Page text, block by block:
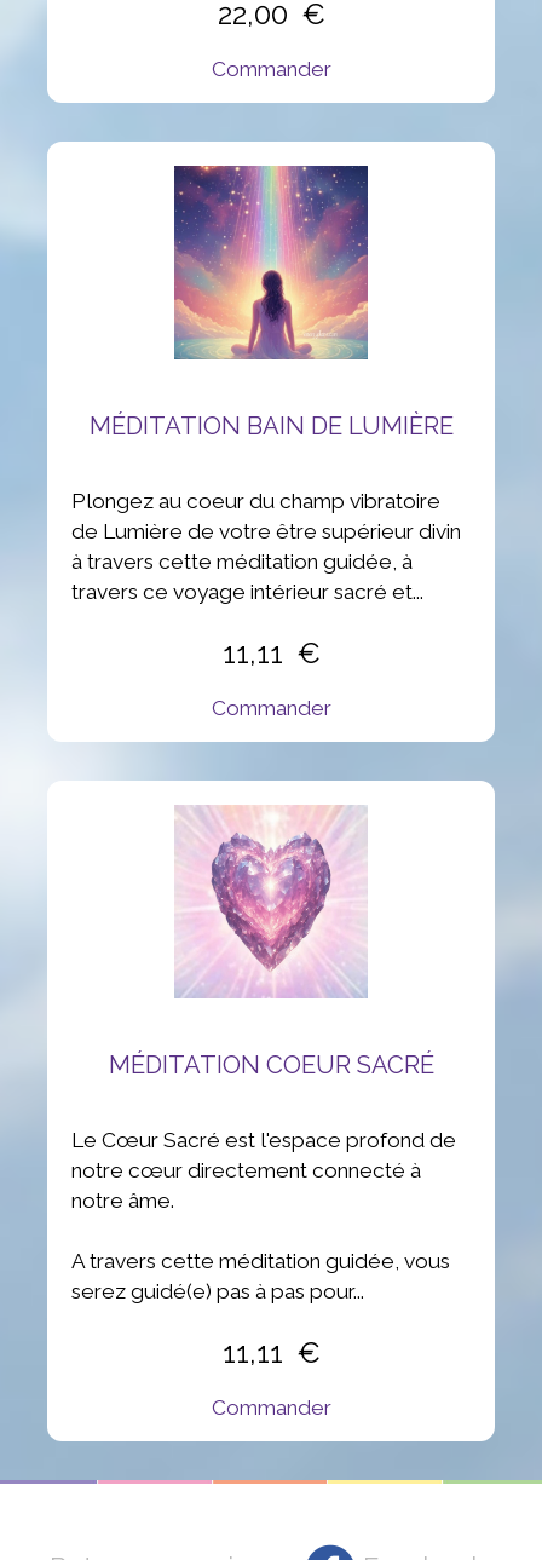
22,00
Commander
MÉDITATION BAIN DE LUMIÈRE
Plongez au coeur du champ vibratoire
de Lumière de votre être supérieur divin
à travers cette méditation guidée, à
travers ce voyage intérieur sacré et...
11,11
Commander
MÉDITATION COEUR SACRÉ
Le Cœur Sacré est l'espace profond de
notre cœur directement connecté à
notre âme.
A travers cette méditation guidée, vous
serez guidé(e) pas à pas pour...
11,11
Commander